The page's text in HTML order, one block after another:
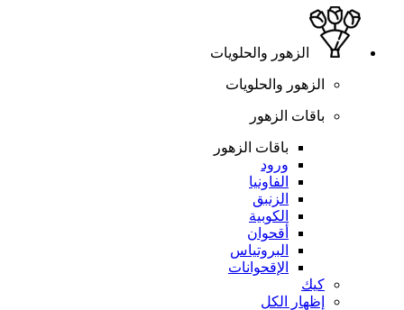
الزهور والحلويات
الزهور والحلويات
باقات الزهور
باقات الزهور
ورود
الفاونيا
الزنبق
الكوبية
أقحوان
البروتياس
الإقحوانات
كيك
إظهار الكل